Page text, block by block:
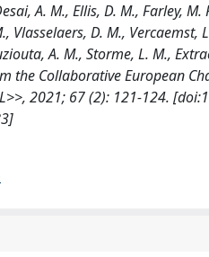
A. M., Ellis, D. M., Farley,
Vlasselaers, D. M., Vercaemst,
A. M., Storme, L. M.,
the Collaborative European
2021; 67 (2): 121-124.